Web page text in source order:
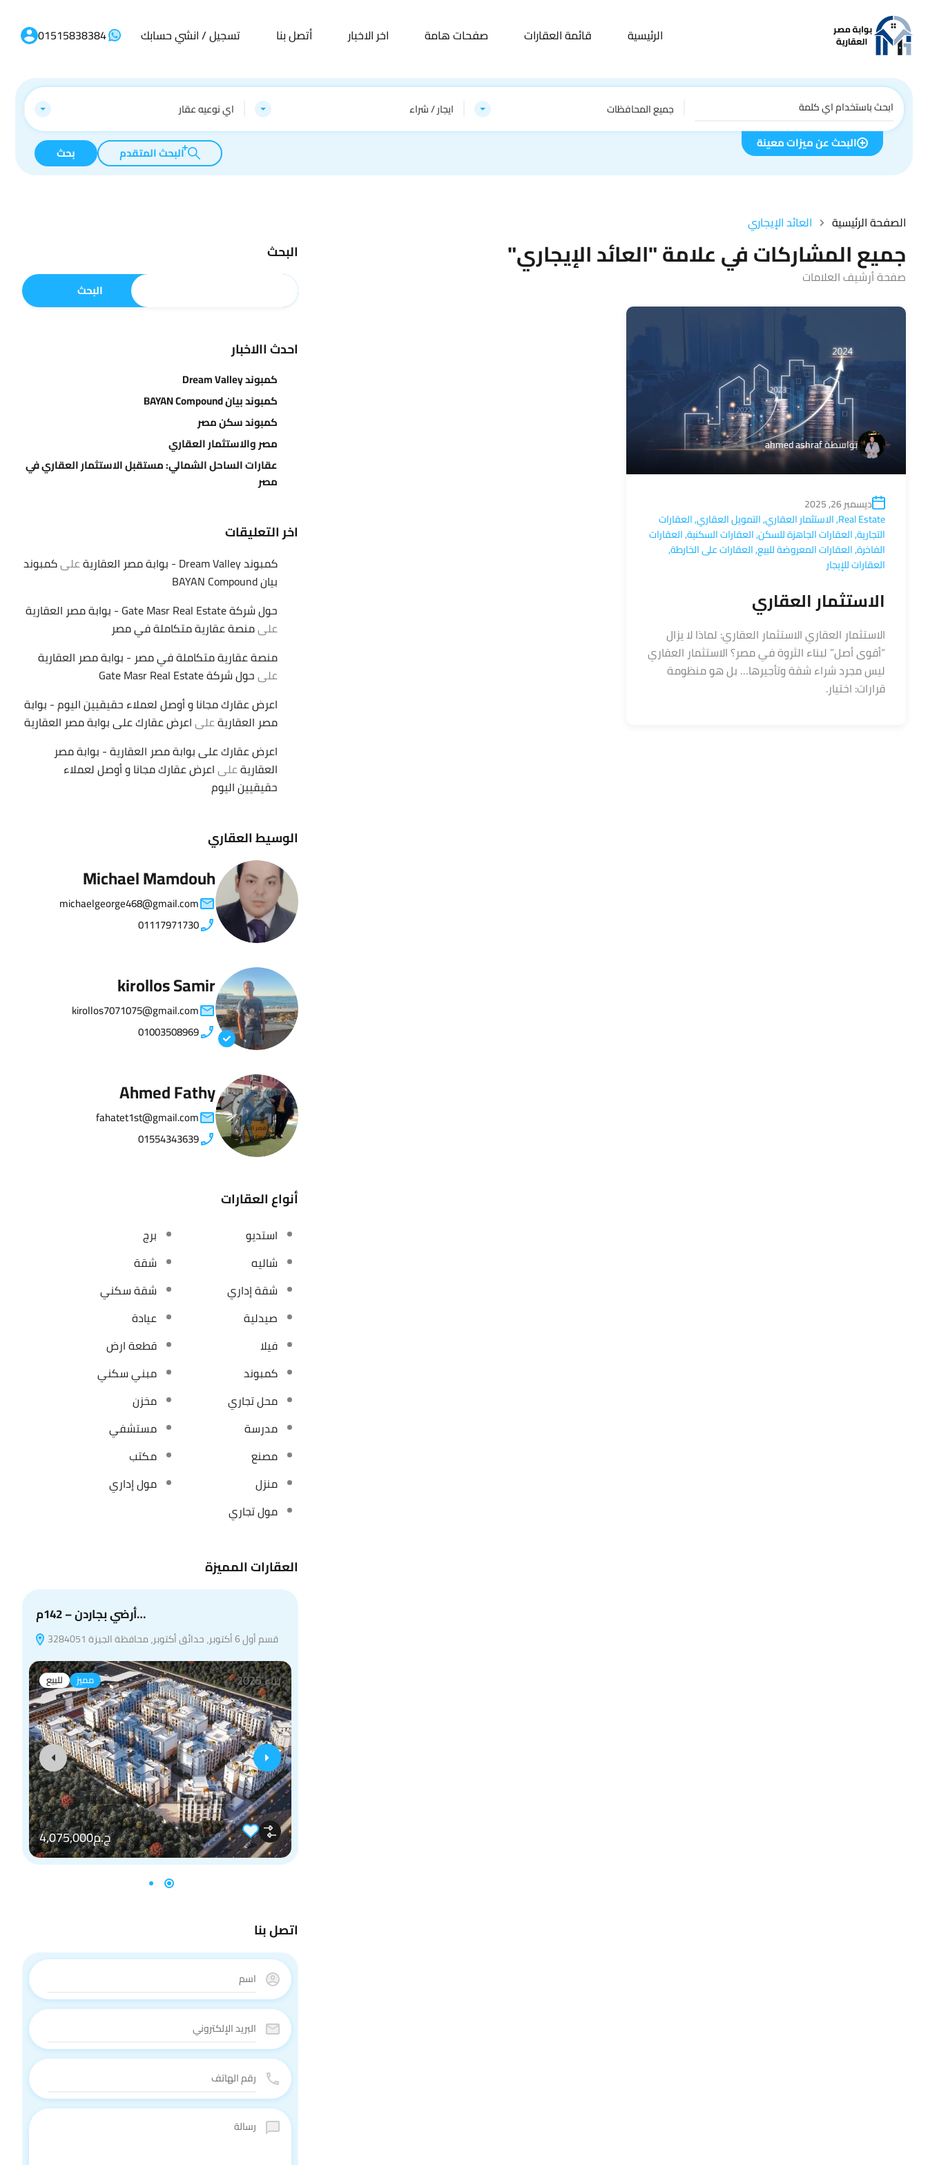
الرئيسية قائمة العقارات صفحات هامة اخر الاخبار أتصل بنا تسجيل / انشي حسابك 01515838384
جميع المحافظات ايجار / شراء اي نوعيه عقار
البحث عن ميزات معينة
البحث المتقدم بحث
الصفحة الرئيسية العائد الإيجاري
جميع المشاركات في علامة "العائد الإيجاري"
صفحة أرشيف العلامات
بواسطةahmed ashraf
ديسمبر 26, 2025
Real Estate
,الاستثمار العقاري,التمويل العقاري,العقارات
التجارية,العقارات الجاهزة للسكن,العقارات السكنية,العقارات
الفاخرة,العقارات المعروضة للبيع,العقارات على الخارطة,
العقارات للإيجار
الاستثمار العقاري
الاستثمار العقاري الاستثمار العقاري: لماذا لا يزال
“أقوى أصل” لبناء الثروة في مصر؟ الاستثمار العقاري
ليس مجرد شراء شقة وتأجيرها… بل هو منظومة
قرارات: اختيار.
البحث
البحث
احدث االاخبار
كمبوند Dream Valley
كمبوند بيان BAYAN Compound
كمبوند سكن مصر
مصر والاستثمار العقاري
عقارات الساحل الشمالي: مستقبل الاستثمار العقاري في
مصر
اخر التعليقات
كمبوند Dream Valley - بوابة مصر العقارية علىكمبوند
بيان BAYAN Compound
حول شركة Gate Masr Real Estate - بوابة مصر العقارية
علىمنصة عقارية متكاملة في مصر
منصة عقارية متكاملة في مصر - بوابة مصر العقارية
علىحول شركة Gate Masr Real Estate
اعرض عقارك مجانا و أوصل لعملاء حقيقيين اليوم - بوابة
مصر العقاريةعلىاعرض عقارك على بوابة مصر العقارية
اعرض عقارك على بوابة مصر العقارية - بوابة مصر
العقاريةعلىاعرض عقارك مجانا و أوصل لعملاء
حقيقيين اليوم
الوسيط العقاري
Michael Mamdouh
michaelgeorge468@gmail.com
01117971730
kirollos Samir
kirollos7071075@gmail.com
01003508969
Ahmed Fathy
fahatet1st@gmail.com
01554343639
أنواع العقارات
استديو
برج
شاليه
شقة
شقة إداري
شقة سكني
صيدلية
عيادة
فيلا
قطعة ارض
كمبوند
مبني سكني
محل تجاري
مخزن
مدرسة
مستشفي
مصنع
مكتب
منزل
مول إداري
مول تجاري
العقارات المميزة
أرضي بجاردن – 142م…
قسم أول 6 أكتوبر، حدائق أكتوبر، محافظة الجيزة 3284051
للبيع مميز بناء 2025
ج.م4,075,000
اتصل بنا